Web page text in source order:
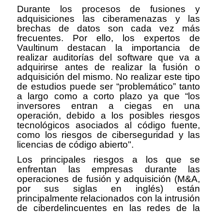
Durante los procesos de fusiones y
adquisiciones las ciberamenazas y las
brechas de datos son cada vez más
frecuentes. Por ello, los expertos de
Vaultinum destacan la importancia de
realizar auditorías del software que va a
adquirirse antes de realizar la fusión o
adquisición del mismo. No realizar este tipo
de estudios puede ser “problemático” tanto
a largo como a corto plazo ya que “los
inversores entran a ciegas en una
operación, debido a los posibles riesgos
tecnológicos asociados al código fuente,
como los riesgos de ciberseguridad y las
licencias de código abierto".
Los principales riesgos a los que se
enfrentan las empresas durante las
operaciones de fusión y adquisición (M&A,
por sus siglas en inglés) están
principalmente relacionados con la intrusión
de ciberdelincuentes en las redes de la